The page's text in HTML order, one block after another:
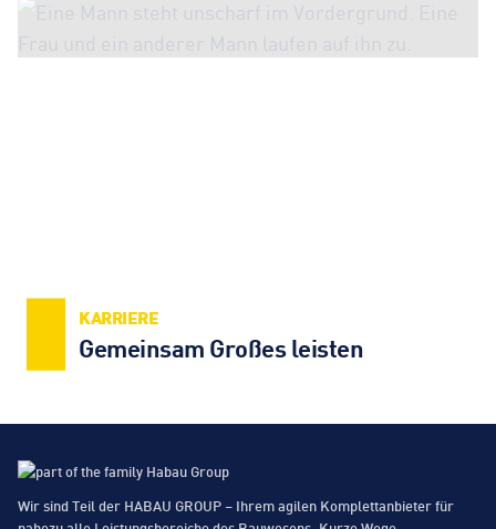
KARRIERE
Gemeinsam Großes leisten
Wir sind Teil der HABAU GROUP – Ihrem agilen Komplettanbieter für